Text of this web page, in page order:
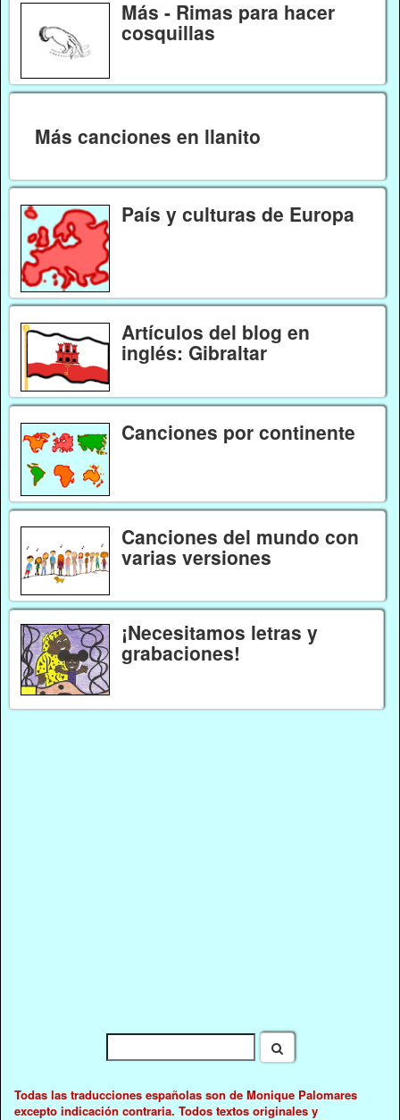
Más - Rimas para hacer
cosquillas
Más canciones en llanito
País y culturas de Europa
Artículos del blog en
inglés: Gibraltar
Canciones por continente
Canciones del mundo con
varias versiones
¡Necesitamos letras y
grabaciones!
Todas las traducciones españolas son de Monique Palomares
excepto indicación contraria. Todos textos originales y